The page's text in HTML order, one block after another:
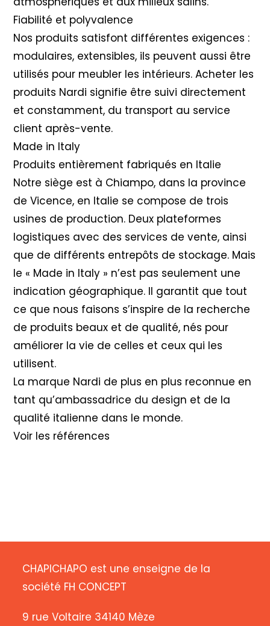
Fiabilité et polyvalence
Nos produits satisfont différentes exigences :
modulaires, extensibles, ils peuvent aussi être
utilisés pour meubler les intérieurs. Acheter les
produits Nardi signifie être suivi directement
et constamment, du transport au service
client après-vente.
Made in Italy
Produits entièrement fabriqués en Italie
Notre siège est à Chiampo, dans la province
de Vicence, en Italie se compose de trois
usines de production. Deux plateformes
logistiques avec des services de vente, ainsi
que de différents entrepôts de stockage. Mais
le « Made in Italy » n’est pas seulement une
indication géographique. Il garantit que tout
ce que nous faisons s’inspire de la recherche
de produits beaux et de qualité, nés pour
améliorer la vie de celles et ceux qui les
utilisent.
La marque Nardi de plus en plus reconnue en
tant qu’ambassadrice du design et de la
qualité italienne dans le monde.
Voir les références
CHAPICHAPO est une enseigne de la
société FH CONCEPT
9 rue Voltaire 34140 Mèze